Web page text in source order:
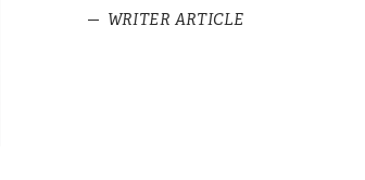
#予約管理
WRITER ARTICLE